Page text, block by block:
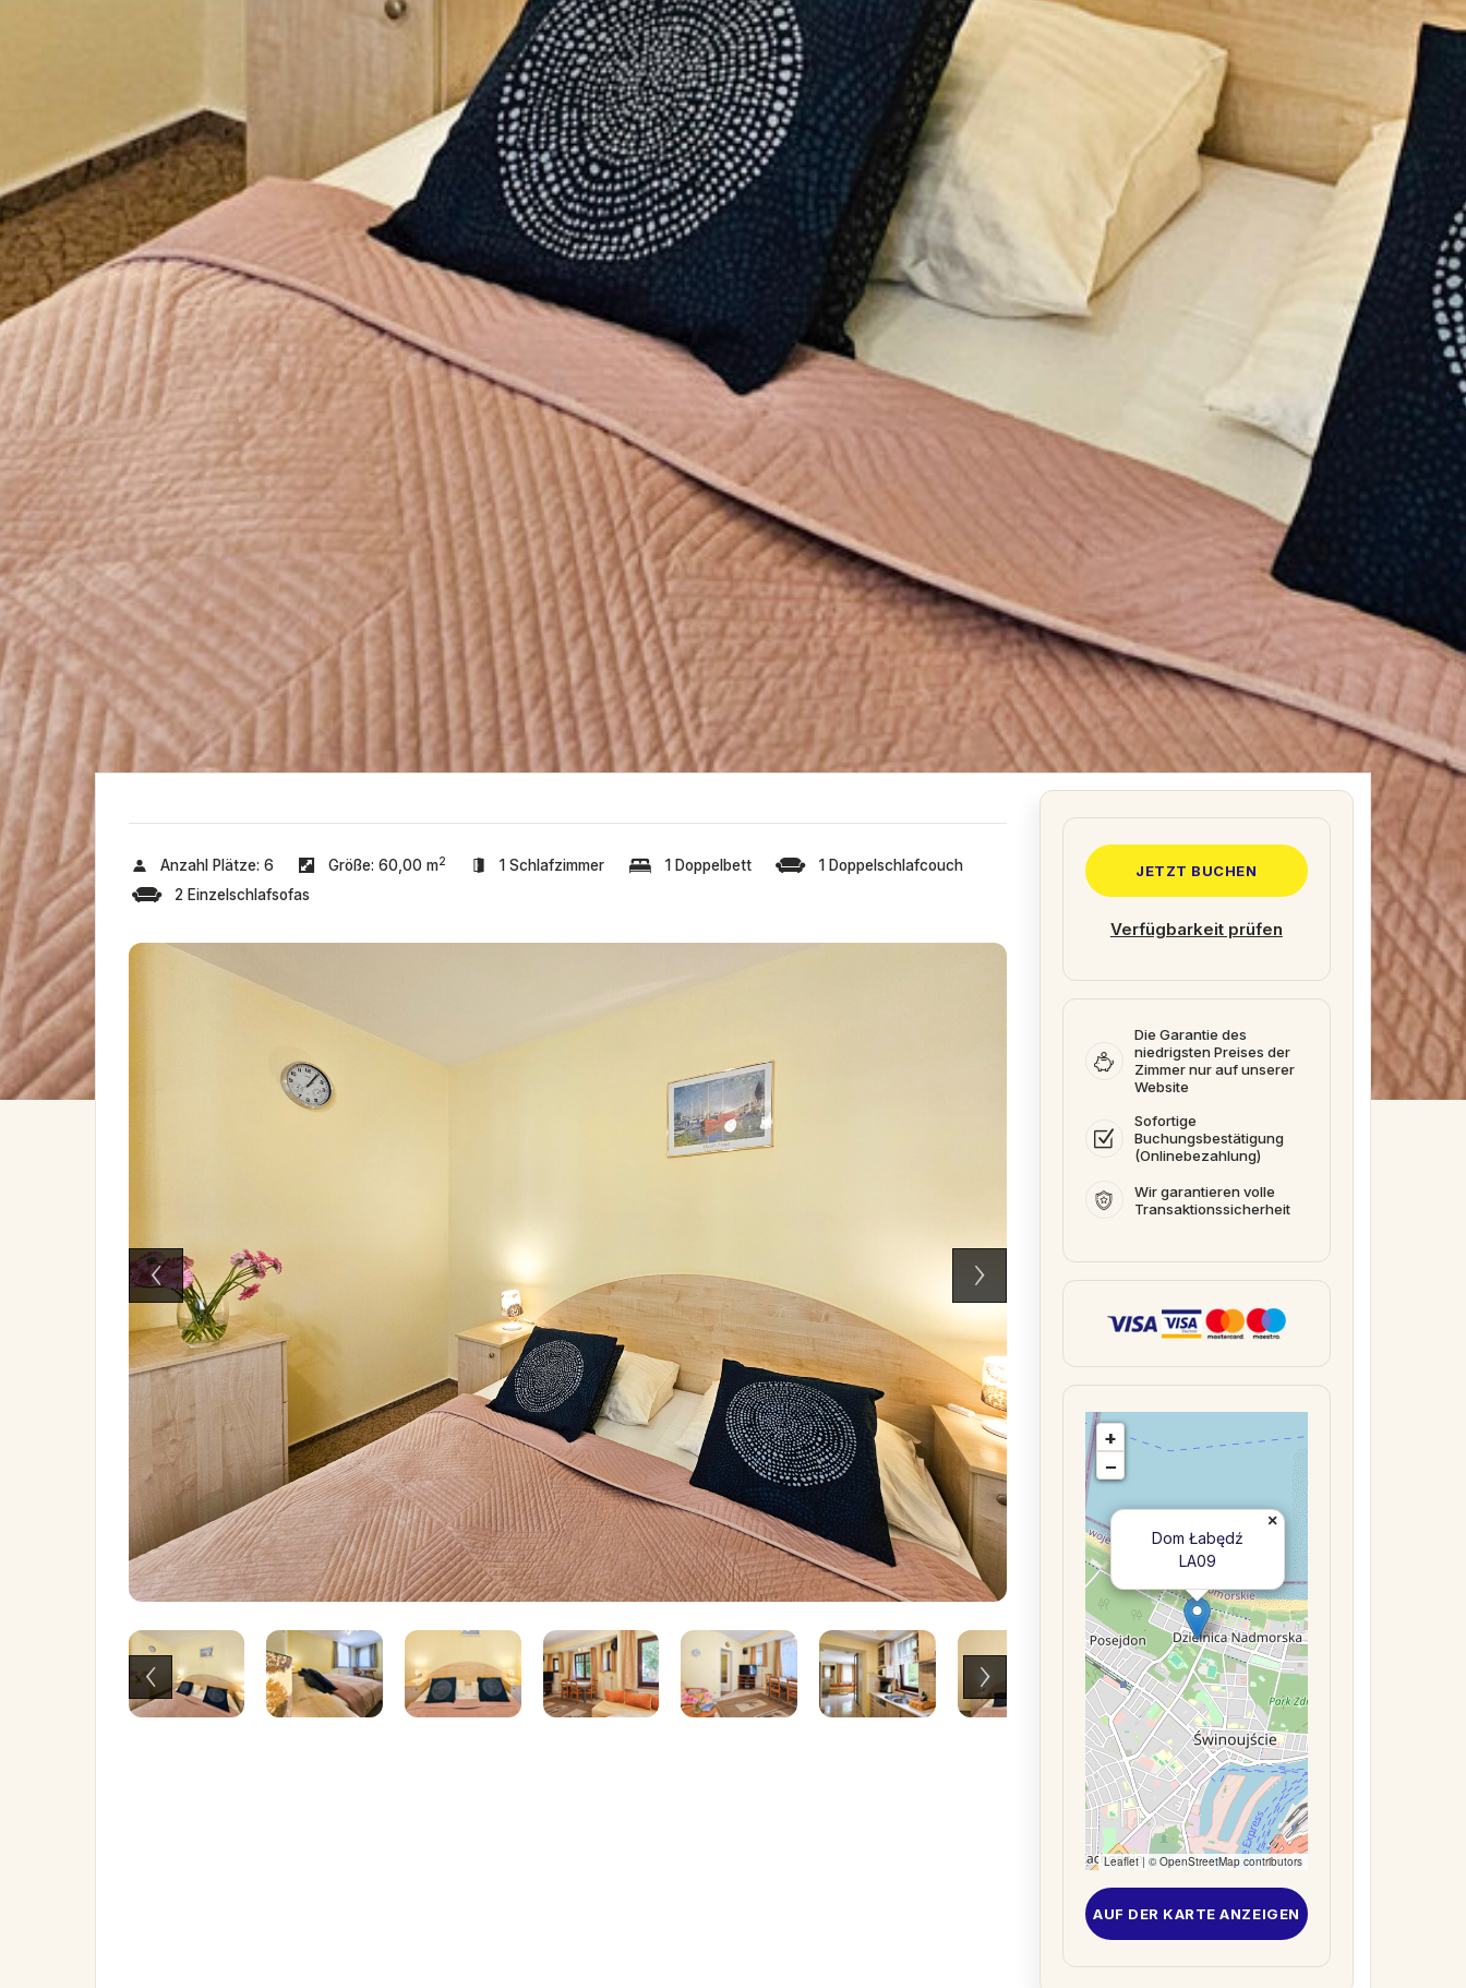
Anzahl Plätze:6 Größe: 60,00 m2 1 Schlafzimmer 1 Doppelbett
1 Doppelschlafcouch
2 Einzelschlafsofas
JETZT BUCHEN
Verfügbarkeit prüfen
Die Garantie des
niedrigsten Preises der
Zimmer nur auf unserer
Website
Sofortige
Buchungsbestätigung
(Onlinebezahlung)
Wir garantieren volle
Transaktionssicherheit
Dom Łabędź
LA09
×
+
−
Leaflet| © OpenStreetMap contributors
AUF DER KARTE ANZEIGEN